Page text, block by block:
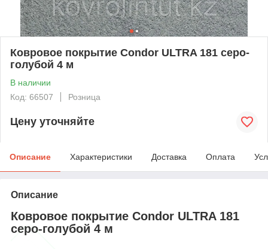
Ковровое покрытие Condor ULTRA 181 серо-
голубой 4 м
В наличии
Код: 66507
Розница
Цену уточняйте
Описание Характеристики Доставка Оплата
Описание
Ковровое покрытие Condor ULTRA 181
серо-голубой 4 м